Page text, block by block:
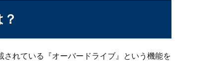
れている『オーバードライブ』という機能を